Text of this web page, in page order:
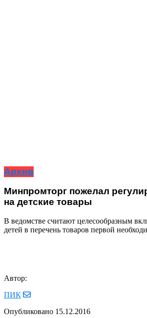
Архив
Минпромторг пожелал
на детские товары
В ведомстве считают целесообразным
детей в перечень товаров первой
Автор:
ПИК
Опубликовано 15.12.2016